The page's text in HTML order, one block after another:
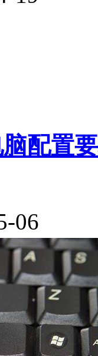
配置
06